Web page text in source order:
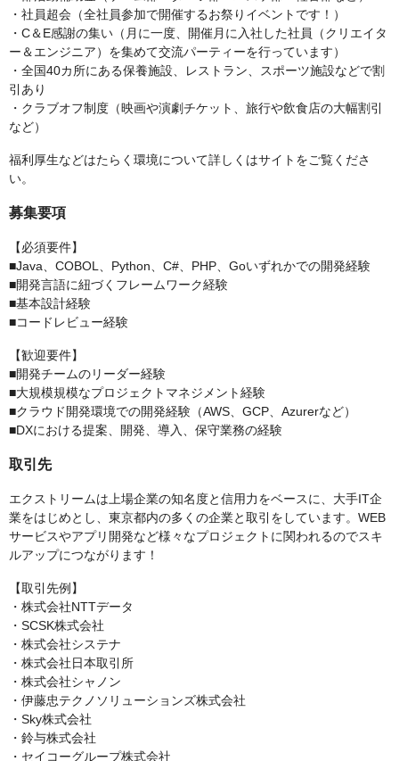
・社員超会（全社員参加で開催するお祭りイベントです！）
・C＆E感謝の集い（月に一度、開催月に入社した社員（クリエイタ
ー＆エンジニア）を集めて交流パーティーを行っています）
・全国40カ所にある保養施設、レストラン、スポーツ施設などで割
引あり
・クラブオフ制度（映画や演劇チケット、旅行や飲食店の大幅割引
など）
福利厚生などはたらく環境について詳しくはサイトをご覧くださ
い。
募集要項
【必須要件】
■Java、COBOL、Python、C#、PHP、Goいずれかでの開発経験
■開発言語に紐づくフレームワーク経験
■基本設計経験
■コードレビュー経験
【歓迎要件】
■開発チームのリーダー経験
■大規模規模なプロジェクトマネジメント経験
■クラウド開発環境での開発経験（AWS、GCP、Azurerなど）
■DXにおける提案、開発、導入、保守業務の経験
取引先
エクストリームは上場企業の知名度と信用力をベースに、大手IT企
業をはじめとし、東京都内の多くの企業と取引をしています。WEB
サービスやアプリ開発など様々なプロジェクトに関われるのでスキ
ルアップにつながります！
【取引先例】
・株式会社NTTデータ
・SCSK株式会社
・株式会社システナ
・株式会社日本取引所
・株式会社シャノン
・伊藤忠テクノソリューションズ株式会社
・Sky株式会社
・鈴与株式会社
・セイコーグループ株式会社